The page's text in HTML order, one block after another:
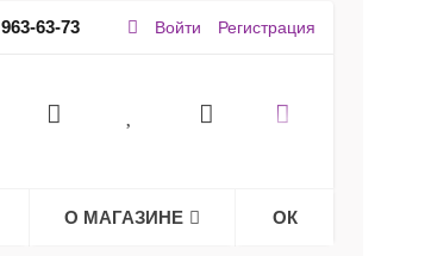
963-63-73 Войти Регистрация
О МАГАЗИНЕ ОК